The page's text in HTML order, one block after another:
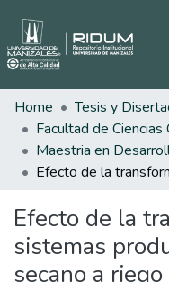
Home
Tesis y
Efecto de la
sistemas
secano a